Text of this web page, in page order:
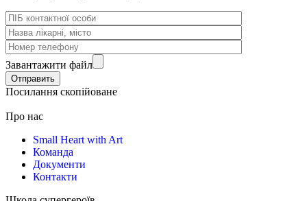
Завантажити файл
Посилання скопійоване
Про нас
Small Heart with Art
Команда
Документи
Контакти